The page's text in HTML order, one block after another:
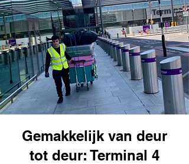
Gemakkelijk van deur
tot deur: Terminal 4